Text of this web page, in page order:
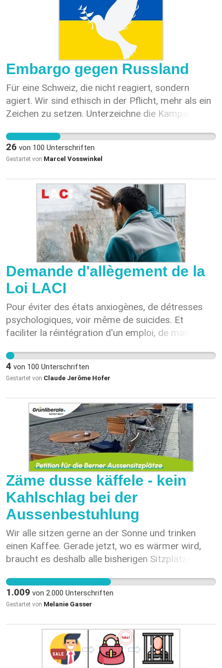
fédéral, Énergie: le Conseil fédéral adopte la
nouvelle mouture du Traité sur la Charte de
https://www.admin.ch/gov/fr/accueil/
Entscheidungshilfe mit grosser Wirkung für den
Embargo gegen Russland
Für eine Schweiz, die nicht reagiert, sondern
agiert. Wir sind ethisch in der Pflicht, mehr als ein
Zeichen zu setzen. Unterzeichne die Kampagne an
demokratische und friedliche Welt.
26 von 100 Unterschriften
Gestartet von Marcel Vosswinkel
Demande d'allègement de la
Loi LACI
Pour éviter des états anxiogènes, de détresses
psychologiques, voir même de suicides. Et
faciliter la réintégration d'un emploi, de manière
4 von 100 Unterschriften
Gestartet von Claude Jerôme Hofer
Zäme dusse käffele - kein
Kahlschlag bei der
Aussenbestuhlung
Wir alle sitzen gerne an der Sonne und trinken
einen Kaffee. Gerade jetzt, wo es wärmer wird,
braucht es deshalb alle bisherigen Sitzplätze. Die
wesentliche Nutzungskonflikte möglich ist.
Behalten wir doch diese Regelung im Grundsatz
nach den pandemiebedingten Einschränkungen
Schulden, die sie zurückzahlen müssen. Das fällt
mit grösseren Aussenbestuhlungsflächen leichter.
1.009 von 2.000 Unterschriften
Gestartet von Melanie Gasser